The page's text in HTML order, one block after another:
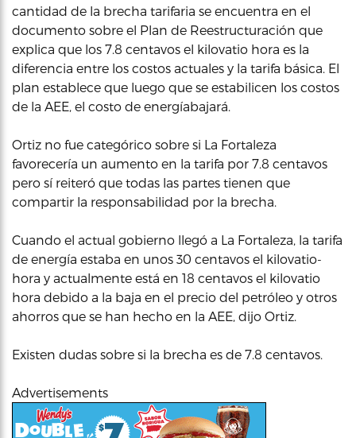
cantidad de la brecha tarifaria se encuentra en el
documento sobre el Plan de Reestructuración que
explica que los 7.8 centavos el kilovatio hora es la
diferencia entre los costos actuales y la tarifa básica. El
plan establece que luego que se estabilicen los costos
de la AEE, el costo de energíabajará.
Ortiz no fue categórico sobre si La Fortaleza
favorecería un aumento en la tarifa por 7.8 centavos
pero sí reiteró que todas las partes tienen que
compartir la responsabilidad por la brecha.
Cuando el actual gobierno llegó a La Fortaleza, la tarifa
de energía estaba en unos 30 centavos el kilovatio-
hora y actualmente está en 18 centavos el kilovatio
hora debido a la baja en el precio del petróleo y otros
ahorros que se han hecho en la AEE, dijo Ortiz.
Existen dudas sobre si la brecha es de 7.8 centavos.
Advertisements